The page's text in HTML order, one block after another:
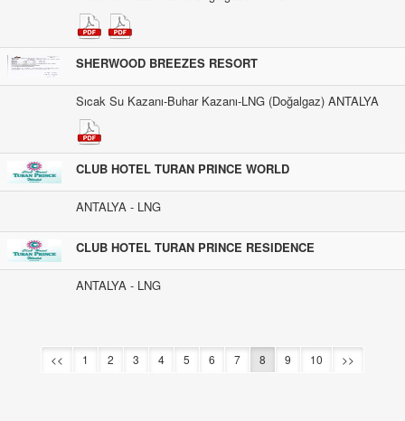
SHERWOOD BREEZES RESORT
Sıcak Su Kazanı-Buhar Kazanı-LNG (Doğalgaz) ANTALYA
CLUB HOTEL TURAN PRINCE WORLD
ANTALYA - LNG
CLUB HOTEL TURAN PRINCE RESIDENCE
ANTALYA - LNG
<< 1 2 3 4 5 6 7 8 9 10 >>